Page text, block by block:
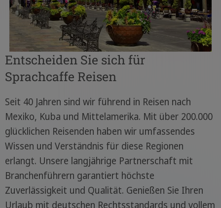
Entscheiden Sie sich für
Sprachcaffe Reisen
Seit 40 Jahren sind wir führend in Reisen nach
Mexiko, Kuba und Mittelamerika. Mit über 200.000
glücklichen Reisenden haben wir umfassendes
Wissen und Verständnis für diese Regionen
erlangt. Unsere langjährige Partnerschaft mit
Branchenführern garantiert höchste
Zuverlässigkeit und Qualität. Genießen Sie Ihren
Urlaub mit deutschen Rechtsstandards und vollem